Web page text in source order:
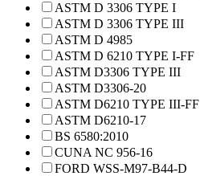
ASTM D 3306 TYPE I
ASTM D 3306 TYPE III
ASTM D 4985
ASTM D 6210 TYPE I-FF
ASTM D3306 TYPE III
ASTM D3306-20
ASTM D6210 TYPE III-FF
ASTM D6210-17
BS 6580:2010
CUNA NC 956-16
FORD WSS-M97-B44-D